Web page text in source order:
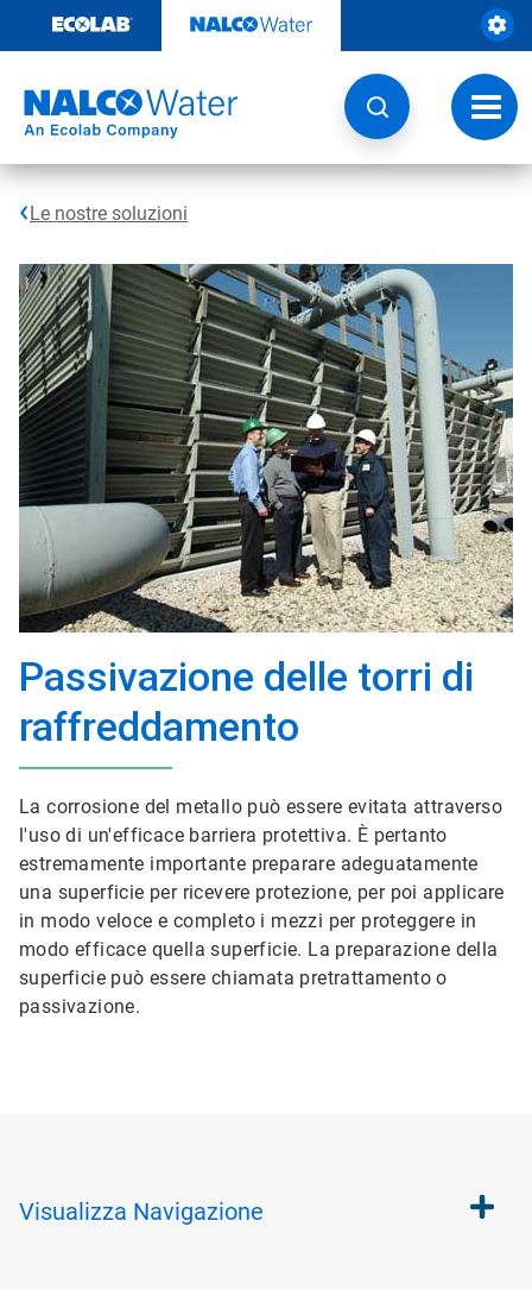
contenuto
Le nostre soluzioni
Passivazione delle torri di
raffreddamento
La corrosione del metallo può essere evitata attraverso
l'uso di un'efficace barriera protettiva. È pertanto
estremamente importante preparare adeguatamente
una superficie per ricevere protezione, per poi applicare
in modo veloce e completo i mezzi per proteggere in
modo efficace quella superficie. La preparazione della
superficie può essere chiamata pretrattamento o
passivazione.
Visualizza Navigazione